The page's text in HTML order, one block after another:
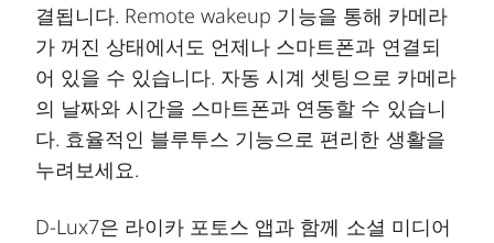
결됩니다. Remote wakeup 기능을 통해 카메라
가 꺼진 상태에서도 언제나 스마트폰과 연결되
어 있을 수 있습니다. 자동 시계 셋팅으로 카메라
의 날짜와 시간을 스마트폰과 연동할 수 있습니
다. 효율적인 블루투스 기능으로 편리한 생활을
누려보세요.
D-Lux7은 라이카 포토스 앱과 함께 소셜 미디어